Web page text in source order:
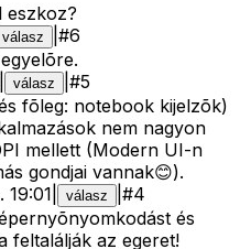
eszkoz?
válasz #6
válasz #5
fõleg: notebook kijelzõk)
nem nagyon
mellett (Modern UI-n
gondjai vannak😊).
. 19:01 válasz #4
és
feltalálják az egeret!